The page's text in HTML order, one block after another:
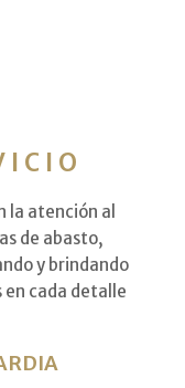
la atención al
de abasto,
y brindando
en cada detalle